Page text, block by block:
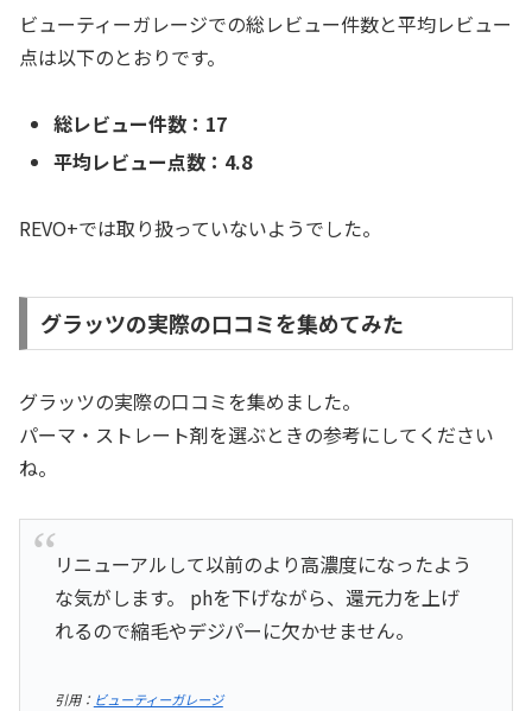
ビューティーガレージでの総レビュー件数と平均レビュー
点は以下のとおりです。
総レビュー件数：17
平均レビュー点数：4.8
REVO+では取り扱っていないようでした。
グラッツの実際の口コミを集めてみた
グラッツの実際の口コミを集めました。
パーマ・ストレート剤を選ぶときの参考にしてください
ね。
リニューアルして以前のより高濃度になったよう
な気がします。 phを下げながら、還元力を上げ
れるので縮毛やデジパーに欠かせません。
引用： ビューティーガレージ